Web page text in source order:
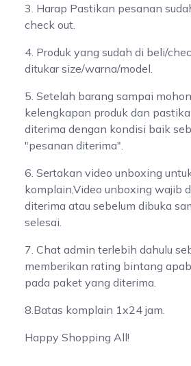
3. Harap Pastikan pesanan
check out.
4. Produk yang sudah di beli/
ditukar size/warna/model.
5. Setelah barang sampai
kelengkapan produk dan
diterima dengan kondisi baik
"pesanan diterima".
6. Sertakan video unboxing
komplain,Video unboxing wajib
diterima atau sebelum dibuka
selesai.
7. Chat admin terlebih dahulu
memberikan rating bintang
pada paket yang diterima.
8.Batas komplain 1x24 jam.
Happy Shopping All!